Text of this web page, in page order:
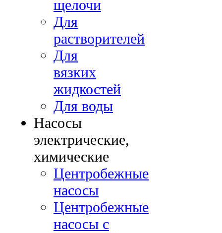
щелочи
Для
растворителей
Для
вязких
жидкостей
Для воды
Насосы
электрические,
химические
Центробежные
насосы
Центробежные
насосы с